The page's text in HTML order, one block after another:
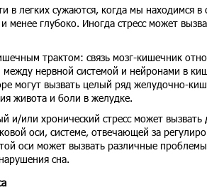
легких сужаются, когда мы находимся в
менее глубоко. Иногда стресс может
трактом: связь мозг-кишечник
нервной системой и нейронами в
могут вызвать целый ряд желудочно-
живота и боли в желудке.
и/или хронический стресс может
оси, системе, отвечающей за
оси может вызвать различные
сна.